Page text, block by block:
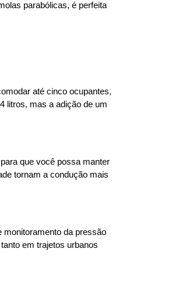
parabólicas, é perfeita
até cinco ocupantes,
litros, mas a adição de um
que você possa manter
tornam a condução mais
monitoramento da pressão
em trajetos urbanos